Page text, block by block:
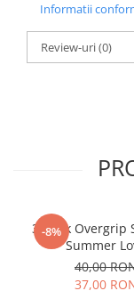
Informatii
Review-uri(0)
-8%
3-pack Overgrip
Summer
40,00
37,00